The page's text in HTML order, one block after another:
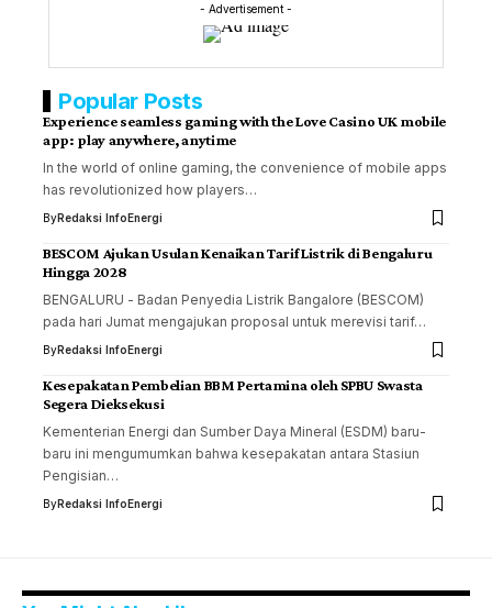
- Advertisement -
Popular Posts
Experience seamless gaming with the Love Casino UK mobile
app: play anywhere, anytime
In the world of online gaming, the convenience of mobile apps
has revolutionized how players…
ByRedaksi InfoEnergi
BESCOM Ajukan Usulan Kenaikan Tarif Listrik di Bengaluru
Hingga 2028
BENGALURU - Badan Penyedia Listrik Bangalore (BESCOM)
pada hari Jumat mengajukan proposal untuk merevisi tarif…
ByRedaksi InfoEnergi
Kesepakatan Pembelian BBM Pertamina oleh SPBU Swasta
Segera Dieksekusi
Kementerian Energi dan Sumber Daya Mineral (ESDM) baru-
baru ini mengumumkan bahwa kesepakatan antara Stasiun
Pengisian…
ByRedaksi InfoEnergi